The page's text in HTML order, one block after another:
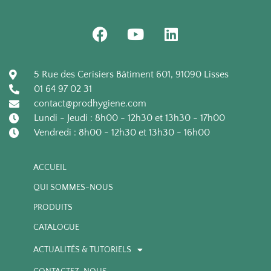
10 boîtes de 100 /
carton
F
a
e
o
o
k
Y
o
t
b
e
L
i
k
i
n
5 Rue des Cerisiers Bâtiment 601, 91090 Lisses
01 64 97 02 31
contact@prodhygiene.com
Lundi - Jeudi : 8h00 - 12h30 et 13h30 - 17h00
Vendredi : 8h00 - 12h30 et 13h30 - 16h00
ACCUEIL
QUI SOMMES-NOUS
PRODUITS
CATALOGUE
ACTUALITÉS & TUTORIELS